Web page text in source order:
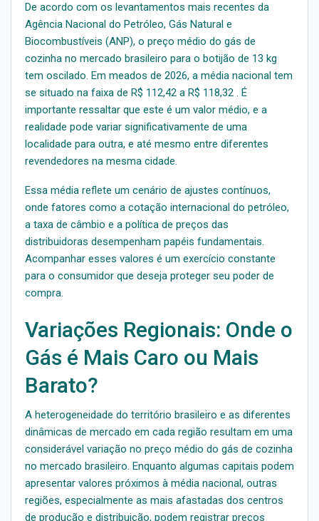
De acordo com os levantamentos mais recentes da
Agência Nacional do Petróleo, Gás Natural e
Biocombustíveis (ANP), o preço médio do gás de
cozinha no mercado brasileiro para o botijão de 13 kg
tem oscilado. Em meados de 2026, a média nacional tem
se situado na faixa de R$ 112,42 a R$ 118,32 . É
importante ressaltar que este é um valor médio, e a
realidade pode variar significativamente de uma
localidade para outra, e até mesmo entre diferentes
revendedores na mesma cidade.
Essa média reflete um cenário de ajustes contínuos,
onde fatores como a cotação internacional do petróleo,
a taxa de câmbio e a política de preços das
distribuidoras desempenham papéis fundamentais.
Acompanhar esses valores é um exercício constante
para o consumidor que deseja proteger seu poder de
compra.
Variações Regionais: Onde o
Gás é Mais Caro ou Mais
Barato?
A heterogeneidade do território brasileiro e as diferentes
dinâmicas de mercado em cada região resultam em uma
considerável variação no preço médio do gás de cozinha
no mercado brasileiro. Enquanto algumas capitais podem
apresentar valores próximos à média nacional, outras
regiões, especialmente as mais afastadas dos centros
de produção e distribuição, podem registrar preços